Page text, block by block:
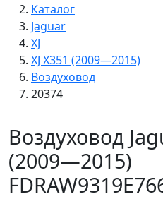
Каталог
Jaguar
XJ
XJ X351 (2009—2015)
Воздуховод
20374
Воздуховод
(2009—2015)